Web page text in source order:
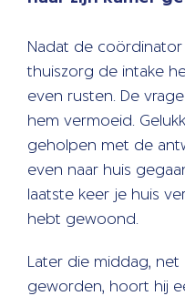
Nadat de
thuiszorg de intake
even rusten. De
hem vermoeid.
geholpen met de
even naar huis
laatste keer je huis
hebt gewoond.
Later die middag, net
geworden, hoort hij